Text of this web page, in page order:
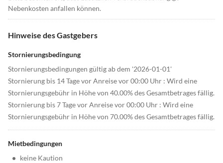
Nebenkosten anfallen können.
Hinweise des Gastgebers
Stornierungsbedingung
Stornierungsbedingungen gültig ab dem '2026-01-01'
Stornierung bis 14 Tage vor Anreise vor 00:00 Uhr : Wird eine
Stornierungsgebühr in Höhe von 40.00% des Gesamtbetrages fällig.
Stornierung bis 7 Tage vor Anreise vor 00:00 Uhr : Wird eine
Stornierungsgebühr in Höhe von 70.00% des Gesamtbetrages fällig.
Mietbedingungen
• keine Kaution